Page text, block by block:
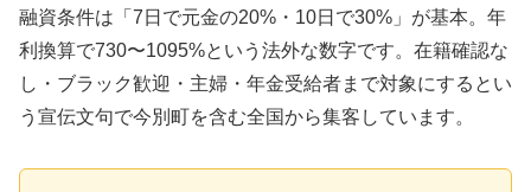
融資条件は「7日で元金の20%・10日で30%」が基本。年
利換算で730〜1095%という法外な数字です。在籍確認な
し・ブラック歓迎・主婦・年金受給者まで対象にするとい
う宣伝文句で今別町を含む全国から集客しています。